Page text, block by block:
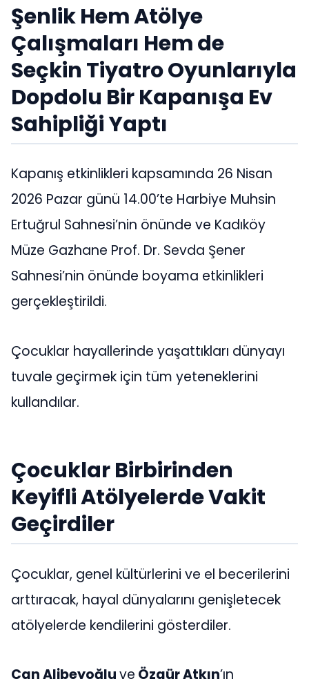
Şenlik Hem Atölye
Çalışmaları Hem de
Seçkin Tiyatro Oyunlarıyla
Dopdolu Bir Kapanışa Ev
Sahipliği Yaptı
Kapanış etkinlikleri kapsamında 26 Nisan
2026 Pazar günü 14.00’te Harbiye Muhsin
Ertuğrul Sahnesi’nin önünde ve Kadıköy
Müze Gazhane Prof. Dr. Sevda Şener
Sahnesi’nin önünde boyama etkinlikleri
gerçekleştirildi.
Çocuklar hayallerinde yaşattıkları dünyayı
tuvale geçirmek için tüm yeteneklerini
kullandılar.
Çocuklar Birbirinden
Keyifli Atölyelerde Vakit
Geçirdiler
Çocuklar, genel kültürlerini ve el becerilerini
arttıracak, hayal dünyalarını genişletecek
atölyelerde kendilerini gösterdiler.
Can Alibeyoğluve Özgür Atkın’ın